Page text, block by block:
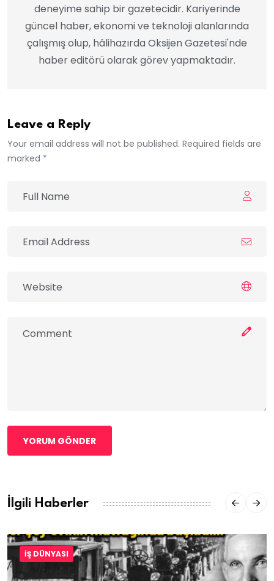
deneyime sahip bir gazetecidir. Kariyerinde
güncel haber, ekonomi ve teknoloji alanlarında
çalışmış olup, hâlihazırda Oksijen Gazetesi'nde
haber editörü olarak görev yapmaktadır.
Leave a Reply
Your email address will not be published. Required fields are
marked *
YORUM GÖNDER
İlgili Haberler
İŞ DÜNYASI